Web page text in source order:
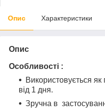
Опис Характеристики
Опис
Особливості :
Використовується
від 1 дня.
Зручна в